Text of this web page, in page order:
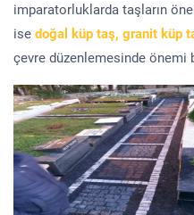
imparatorluklarda taşların
ise doğal küp taş, granit küp
çevre düzenlemesinde önemi